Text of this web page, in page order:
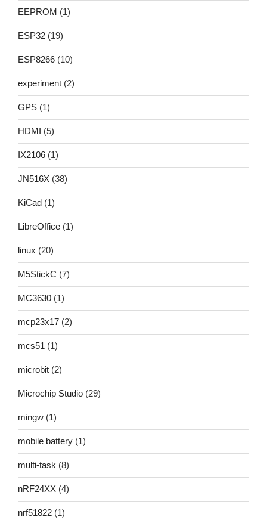
EEPROM (1)
ESP32 (19)
ESP8266 (10)
experiment (2)
GPS (1)
HDMI (5)
IX2106 (1)
JN516X (38)
KiCad (1)
LibreOffice (1)
linux (20)
M5StickC (7)
MC3630 (1)
mcp23x17 (2)
mcs51 (1)
microbit (2)
Microchip Studio (29)
mingw (1)
mobile battery (1)
multi-task (8)
nRF24XX (4)
nrf51822 (1)